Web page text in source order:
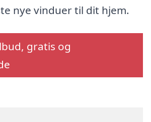
nye vinduer til dit hjem.
gratis og